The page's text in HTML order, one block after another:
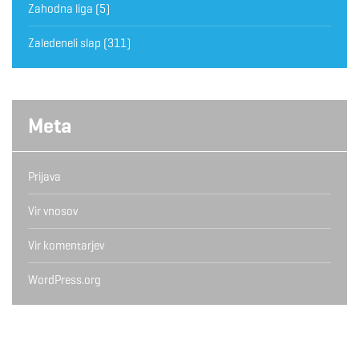
Zahodna liga (5)
Zaledeneli slap (311)
Meta
Prijava
Vir vnosov
Vir komentarjev
WordPress.org